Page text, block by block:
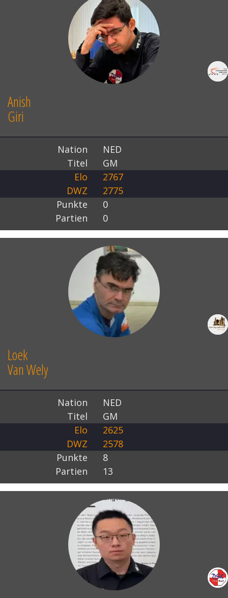
Anish
Giri
Nation
NED
Titel
GM
Elo
2767
DWZ
2775
Punkte
0
Partien
0
Loek
Van Wely
Nation
NED
Titel
GM
Elo
2625
DWZ
2578
Punkte
8
Partien
13